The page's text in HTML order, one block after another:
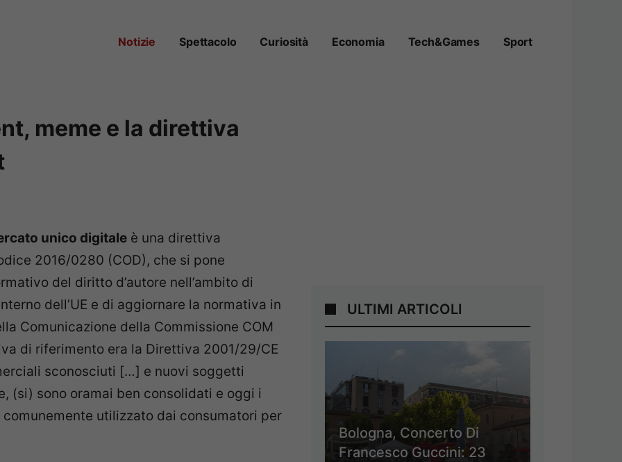
Notizie Spettacolo Curiosità Economia Tech&Games Sport
meme e la direttiva
unico digitale è una direttiva
2016/0280 (COD), che si pone
del diritto d’autore nell’ambito di
dell’UE e di aggiornare la normativa in
Comunicazione della Commissione COM
di riferimento era la Direttiva 2001/29/CE
sconosciuti […] e nuovi soggetti
(si) sono oramai ben consolidati e oggi i
utilizzato dai consumatori per
ULTIMI ARTICOLI
Bologna, Concerto Di
Francesco Guccini: 23